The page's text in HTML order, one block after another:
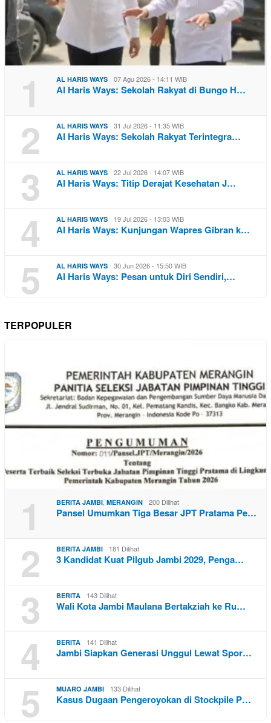
1 AL HARIS WAYS 07 Agu 2026 - 14:11 WIB
Al Haris Ways: Sekolah Rakyat di Bungo H…
2 AL HARIS WAYS 31 Jul 2026 - 11:35 WIB
Al Haris Ways: Sekolah Rakyat Terintegra…
3 AL HARIS WAYS 22 Jul 2026 - 14:07 WIB
Al Haris Ways: Titip Derajat Kesehatan J…
4 AL HARIS WAYS 19 Jul 2026 - 13:03 WIB
Al Haris Ways: Kunjungan Wapres Gibran k…
5 AL HARIS WAYS 30 Jun 2026 - 15:50 WIB
Al Haris Ways: Pesan untuk Diri Sendiri,…
TERPOPULER
1 BERITA JAMBI, MERANGIN 200 Dilihat
Pansel Umumkan Tiga Besar JPT Pratama Pe…
2 BERITA JAMBI 181 Dilihat
3 Kandidat Kuat Pilgub Jambi 2029, Penga…
3 BERITA 143 Dilihat
Wali Kota Jambi Maulana Bertakziah ke Ru…
4 BERITA 141 Dilihat
Jambi Siapkan Generasi Unggul Lewat Spor…
5 MUARO JAMBI 133 Dilihat
Kasus Dugaan Pengeroyokan di Stockpile P…